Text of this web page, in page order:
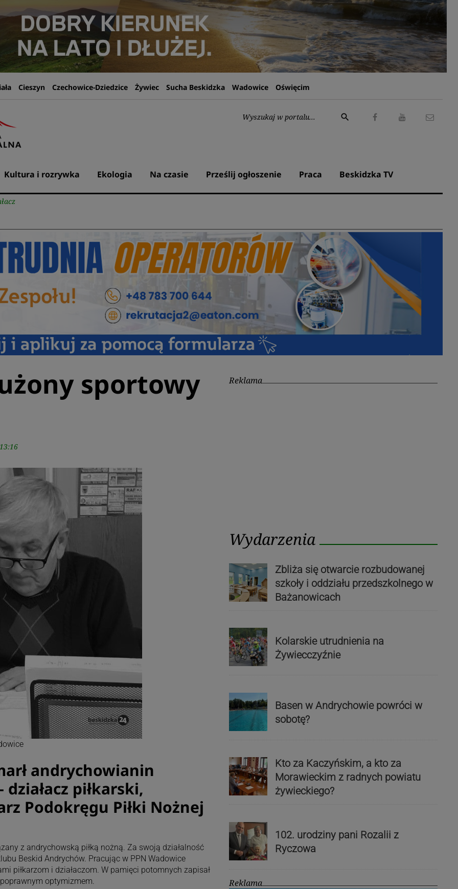
Cieszyn Czechowice-Dziedzice Żywiec Sucha Beskidzka Wadowice Oświęcim
Wyszukaj:
search
Kultura i rozrywka Ekologia Na czasie Prześlij ogłoszenie Praca Beskidzka TV
sportowy
andrychowianin
piłkarski,
Podokręgu Piłki Nożnej
z andrychowską piłką nożną. Za swoją działalność
Beskid Andrychów. Pracując w PPN Wadowice
piłkarzom i działaczom. W pamięci potomnych zapisał
optymizmem.
Reklama
Wydarzenia
Zbliża się otwarcie rozbudowanej
szkoły i oddziału przedszkolnego w
Bażanowicach
Kolarskie utrudnienia na
Żywiecczyźnie
Basen w Andrychowie powróci w
sobotę?
Kto za Kaczyńskim, a kto za
Morawieckim z radnych powiatu
żywieckiego?
102. urodziny pani Rozalii z
Ryczowa
Reklama